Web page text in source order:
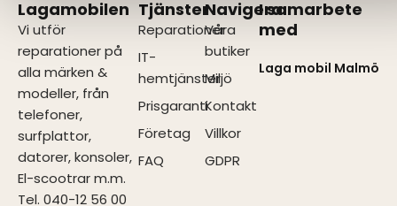
Lagamobilen
Vi utför
reparationer på
alla märken &
modeller, från
telefoner,
surfplattor,
datorer, konsoler,
El-scootrar m.m.
Tel. 040-12 56 00
Tjänster
Reparationer
IT-
hemtjänster
Prisgaranti
Företag
FAQ
Navigera
Våra
butiker
Miljö
Kontakt
Villkor
GDPR
I samarbete
med
Laga mobil Malmö